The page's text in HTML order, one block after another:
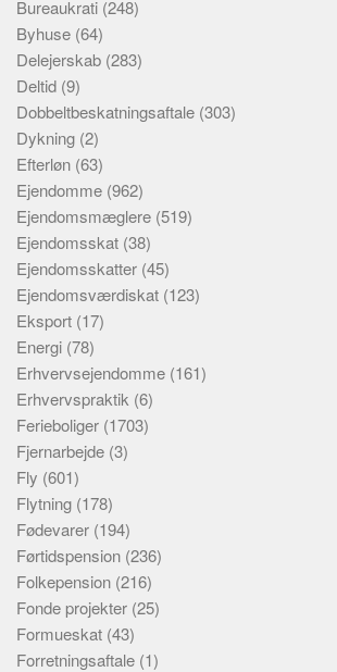
Bureaukrati (248)
Byhuse (64)
Delejerskab (283)
Deltid (9)
Dobbeltbeskatningsaftale (303)
Dykning (2)
Efterløn (63)
Ejendomme (962)
Ejendomsmæglere (519)
Ejendomsskat (38)
Ejendomsskatter (45)
Ejendomsværdiskat (123)
Eksport (17)
Energi (78)
Erhvervsejendomme (161)
Erhvervspraktik (6)
Ferieboliger (1703)
Fjernarbejde (3)
Fly (601)
Flytning (178)
Fødevarer (194)
Førtidspension (236)
Folkepension (216)
Fonde projekter (25)
Formueskat (43)
Forretningsaftale (1)